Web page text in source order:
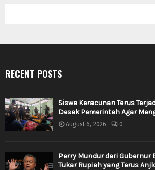
RECENT POSTS
Siswa Keracunan Terus
Desak Pemerintah Agar
August 6, 2026 0
Perry Mundur dari Gubernur
Tukar Rupiah yang Terus